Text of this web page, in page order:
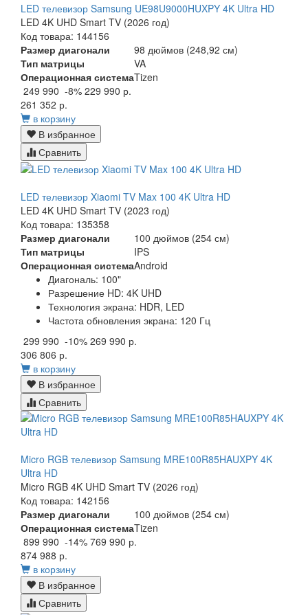
LED телевизор Samsung UE98U9000HUXPY 4K Ultra HD
LED 4K UHD Smart TV (2026 год)
Код товара: 144156
Размер диагонали
98 дюймов (248,92 см)
Тип матрицы
VA
Операционная системаTizen
249 990 -8% 229 990 р.
261 352 р.
в корзину
В избранное
Сравнить
LED телевизор Xiaomi TV Max 100 4K Ultra HD
LED 4K UHD Smart TV (2023 год)
Код товара: 135358
Размер диагонали
100 дюймов (254 см)
Тип матрицы
IPS
Операционная системаAndroid
Диагональ: 100"
Разрешение HD: 4K UHD
Технология экрана: HDR, LED
Частота обновления экрана: 120 Гц
299 990 -10% 269 990 р.
306 806 р.
в корзину
В избранное
Сравнить
Micro RGB телевизор Samsung MRE100R85HAUXPY 4K
Ultra HD
Micro RGB 4K UHD Smart TV (2026 год)
Код товара: 142156
Размер диагонали
100 дюймов (254 см)
Операционная системаTizen
899 990 -14% 769 990 р.
874 988 р.
в корзину
В избранное
Сравнить